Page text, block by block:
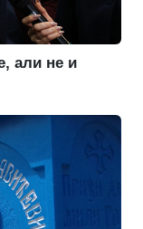
али не и